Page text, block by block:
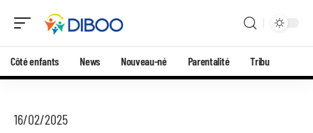
Côté enfants News Nouveau-né Parentalité Tribu
16/02/2025